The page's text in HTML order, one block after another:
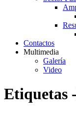
Contactos
Multimedia
Galería
Video
Etiquetas